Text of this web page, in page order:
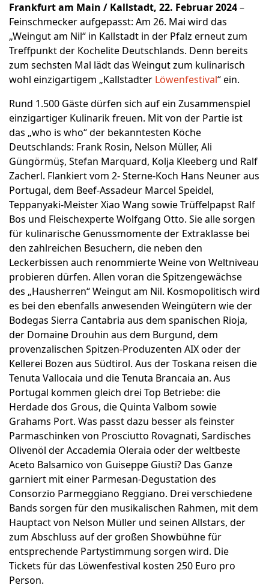
Frankfurt am Main / Kallstadt, 22. Februar 2024–
Feinschmecker aufgepasst: Am 26. Mai wird das
„Weingut am Nil“ in Kallstadt in der Pfalz erneut zum
Treffpunkt der Kochelite Deutschlands. Denn bereits
zum sechsten Mal lädt das Weingut zum kulinarisch
wohl einzigartigem „Kallstadter Löwenfestival“ ein.
Rund 1.500 Gäste dürfen sich auf ein Zusammenspiel
einzigartiger Kulinarik freuen. Mit von der Partie ist
das „who is who“ der bekanntesten Köche
Deutschlands: Frank Rosin, Nelson Müller, Ali
Güngörmüș, Stefan Marquard, Kolja Kleeberg und Ralf
Zacherl. Flankiert vom 2- Sterne-Koch Hans Neuner aus
Portugal, dem Beef-Assadeur Marcel Speidel,
Teppanyaki-Meister Xiao Wang sowie Trüffelpapst Ralf
Bos und Fleischexperte Wolfgang Otto. Sie alle sorgen
für kulinarische Genussmomente der Extraklasse bei
den zahlreichen Besuchern, die neben den
Leckerbissen auch renommierte Weine von Weltniveau
probieren dürfen. Allen voran die Spitzengewächse
des „Hausherren“ Weingut am Nil. Kosmopolitisch wird
es bei den ebenfalls anwesenden Weingütern wie der
Bodegas Sierra Cantabria aus dem spanischen Rioja,
der Domaine Drouhin aus dem Burgund, dem
provenzalischen Spitzen-Produzenten AIX oder der
Kellerei Bozen aus Südtirol. Aus der Toskana reisen die
Tenuta Vallocaia und die Tenuta Brancaia an. Aus
Portugal kommen gleich drei Top Betriebe: die
Herdade dos Grous, die Quinta Valbom sowie
Grahams Port. Was passt dazu besser als feinster
Parmaschinken von Prosciutto Rovagnati, Sardisches
Olivenöl der Accademia Oleraia oder der weltbeste
Aceto Balsamico von Guiseppe Giusti? Das Ganze
garniert mit einer Parmesan-Degustation des
Consorzio Parmeggiano Reggiano. Drei verschiedene
Bands sorgen für den musikalischen Rahmen, mit dem
Hauptact von Nelson Müller und seinen Allstars, der
zum Abschluss auf der großen Showbühne für
entsprechende Partystimmung sorgen wird. Die
Tickets für das Löwenfestival kosten 250 Euro pro
Person.